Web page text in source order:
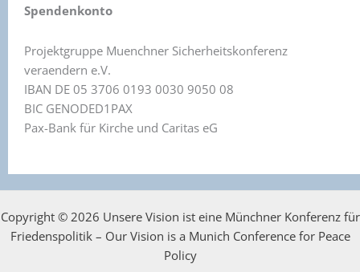
Spendenkonto
Projektgruppe Muenchner Sicherheitskonferenz
veraendern e.V.
IBAN DE 05 3706 0193 0030 9050 08
BIC GENODED1PAX
Pax-Bank für Kirche und Caritas eG
Copyright © 2026 Unsere Vision ist eine Münchner Konferenz für
Friedenspolitik – Our Vision is a Munich Conference for Peace
Policy